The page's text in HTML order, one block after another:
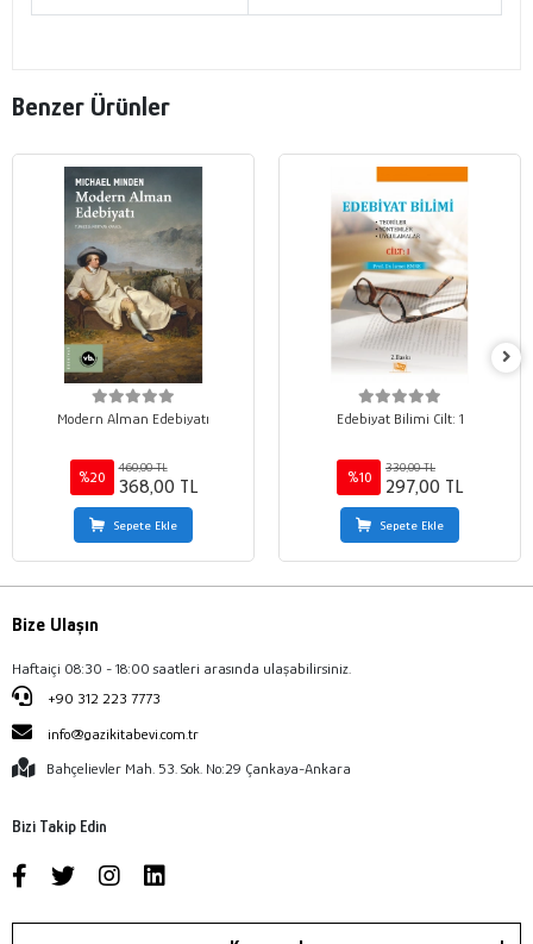
Benzer Ürünler
Modern Alman Edebiyatı
%20
460,00 TL
368,00 TL
Sepete Ekle
Edebiyat Bilimi Cilt: 1
%10
330,00 TL
297,00 TL
Sepete Ekle
Bize Ulaşın
Haftaiçi 08:30 - 18:00 saatleri arasında ulaşabilirsiniz.
+90 312 223 7773
info@gazikitabevi.com.tr
Bahçelievler Mah. 53. Sok. No:29 Çankaya-Ankara
Bizi Takip Edin